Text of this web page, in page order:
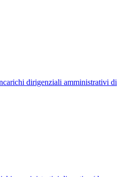
dirigenziali amministrativi di